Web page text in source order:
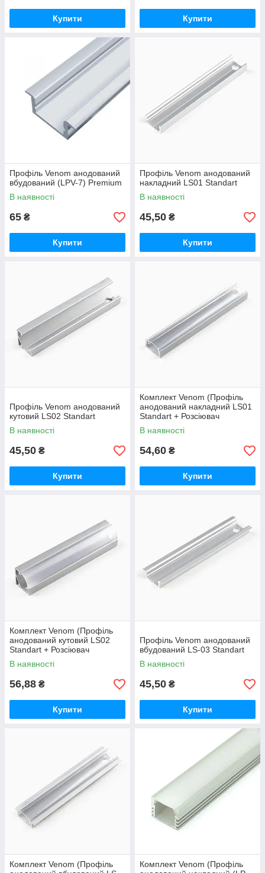
Купити Купити
Профіль Venom анодований
вбудований (LPV-7) Premium
В наявності
65 ₴
Купити
Профіль Venom анодований
накладний LS01 Standart
В наявності
45,50 ₴
Купити
Профіль Venom анодований
кутовий LS02 Standart
В наявності
45,50 ₴
Купити
Комплект Venom (Профіль
анодований накладний LS01
Standart + Розсіювач
Standart)
В наявності
54,60 ₴
Купити
Комплект Venom (Профіль
анодований кутовий LS02
Standart + Розсіювач
Standart)
В наявності
56,88 ₴
Купити
Профіль Venom анодований
вбудований LS-03 Standart
В наявності
45,50 ₴
Купити
Комплект Venom (Профіль
Комплект Venom (Профіль